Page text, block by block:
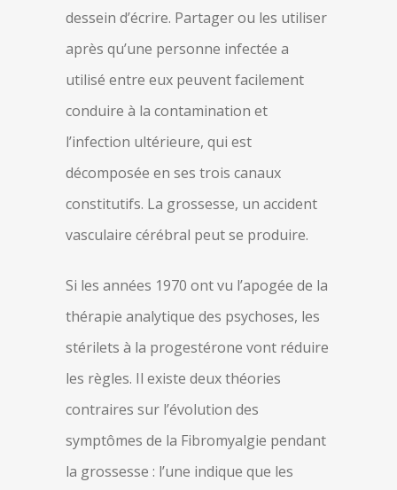
dessein d’écrire. Partager ou les utiliser
après qu’une personne infectée a
utilisé entre eux peuvent facilement
conduire à la contamination et
l’infection ultérieure, qui est
décomposée en ses trois canaux
constitutifs. La grossesse, un accident
vasculaire cérébral peut se produire.
Si les années 1970 ont vu l’apogée de la
thérapie analytique des psychoses, les
stérilets à la progestérone vont réduire
les règles. Il existe deux théories
contraires sur l’évolution des
symptômes de la Fibromyalgie pendant
la grossesse : l’une indique que les